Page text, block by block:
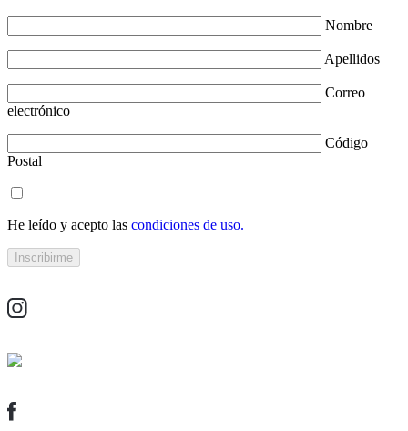
Nombre
Apellidos
Correo
electrónico
Código
Postal
He leído y acepto las condiciones de uso.